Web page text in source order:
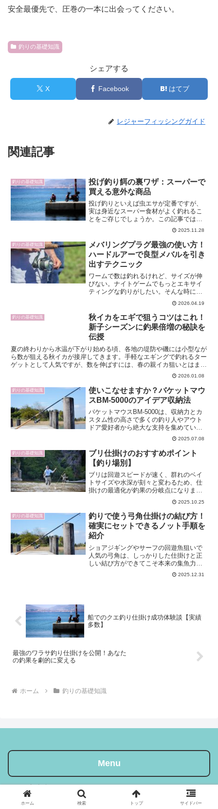
安全最優先で、圧巻の一本に出会ってください。
釣りの基礎知識
シェアする
X Facebook はてブ
レジャーフィッシングガイド
関連記事
釣りの基礎知識
投げ釣り餌の裏ワザ：スーパーで
買える意外な商品
投げ釣りといえば虫エサが定番ですが、
実は身近なスーパー食材がよく釣れるこ
とをご存じでしょうか。この記事では、
虫エサと代替エサの使い分け、ターゲッ
ト別の刺し方、季節や水色による選び分
け、保存とコスパまで実践的に解説しま
す。虫が苦手な方や家族釣...
2025.11.28
釣りの基礎知識
メバリングプラグ最強の使い方！
ハードルアーで良型メバルを引き
出すテクニック
ワームで数は釣れるけれど、サイズが伸
びない。ナイトゲームでもっとエキサイ
ティングな釣りがしたい。そんな時に一
気にゲーム性を高めてくれるのが、メバ
リングプラグです。ただし、プラグは
「投げて巻くだけ」では本当のポテンシ
ャルを引き出せません。レン...
2026.04.19
釣りの基礎知識
秋イカをエギで狙うコツはこれ！
新子シーズンに釣果倍増の秘訣を
伝授
夏の終わりから水温が下がり始める頃、各地の堤防や磯には小型なが
ら数が狙える秋イカが接岸してきます。手軽なエギングで釣れるター
ゲットとして人気ですが、数を伸ばすには、春の親イカ狙いとはまっ
たく違う戦略が必要です。本記事では、秋 イカ エギ コ...
2026.01.08
釣りの基礎知識
使いこなせますか？バケットマウ
スBM-5000のアイデア収納法
バケットマウスBM-5000は、収納力とカ
スタム性の高さで多くの釣り人やアウト
ドア愛好者から絶大な支持を集めていま
す。この記事では、BM-5000のサイズや
人気カラーといった基本情報から、賢い
収納アイデア、さらには上位モデルBM-
7000と...
2025.07.08
釣りの基礎知識
ブリ仕掛けのおすすめポイント
【釣り場別】
ブリは回遊スピードが速く、群れのベイ
トサイズや水深が刻々と変わるため、仕
掛けの最適化が釣果の分岐点になりま
す。本記事では、堤防や磯のショアジギ
ング、船のジギングやキャスティング、
泳がせや落とし込みまでを網羅し、最新
情報ですの観点でサイズ選び...
2025.10.25
釣りの基礎知識
釣りで使う弓角仕掛けの結び方！
確実にセットできるノット手順を
紹介
ショアジギングやサーフの回遊魚狙いで
人気の弓角は、しっかりした仕掛けと正
しい結び方ができてこそ本来の集魚力を
発揮します。しかし実際には、どこにど
のノットで結べばよいか、PEラインやリ
2025.12.31
船でのクエ釣り仕掛け成功体験談【実績
多数】
最強のワラサ釣り仕掛けを公開！あなた
の釣果を劇的に変える
ホーム 釣りの基礎知識
Menu
コンタクト
ホーム 検索 トップ サイドバー